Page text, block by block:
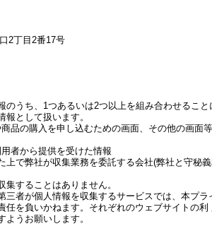
2丁目2番17号
のうち、1つあるいは2つ以上を組み合わせるこ
として扱います。
品の購入を申し込むための画面、その他の画面
者から提供を受けた情報
で弊社が収集業務を委託する会社(弊社と守秘
することはありません。
三者が個人情報を収集するサービスでは、本プラ
任を負いかねます。それぞれのウェブサイトの利
うお願いします。